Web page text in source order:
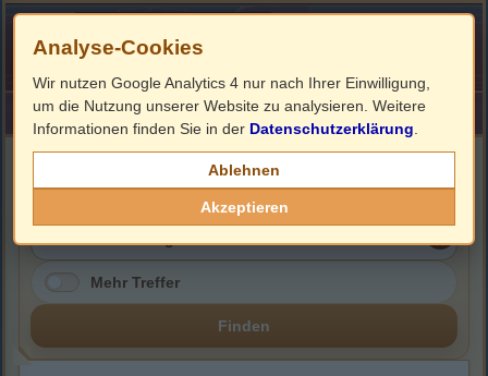
HOME ImpressumLinks
Genevieve Zweig
Mehr Treffer
Finden
Analyse-Cookies
Wir nutzen Google Analytics 4 nur nach Ihrer Einwilligung,
um die Nutzung unserer Website zu analysieren. Weitere
Informationen finden Sie in der Datenschutzerklärung
Ablehnen
Akzeptieren